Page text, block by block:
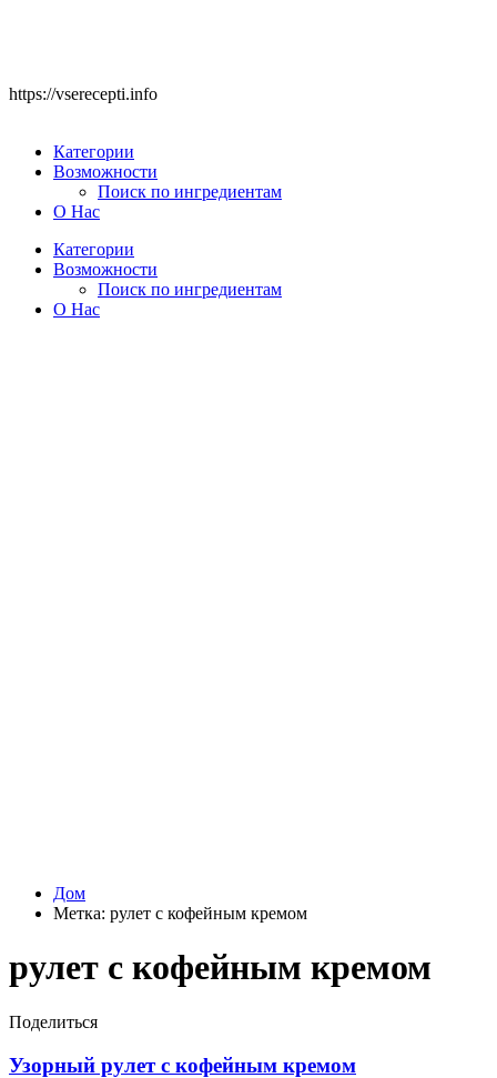
https://vserecepti.info
Категории
Возможности
Поиск по ингредиентам
О Нас
Категории
Возможности
Поиск по ингредиентам
О Нас
Дом
Метка: рулет с кофейным кремом
рулет с кофейным кремом
Поделиться
Узорный рулет с кофейным кремом